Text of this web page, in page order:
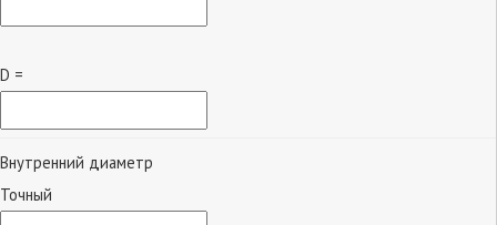
D =
Внутренний диаметр
Точный